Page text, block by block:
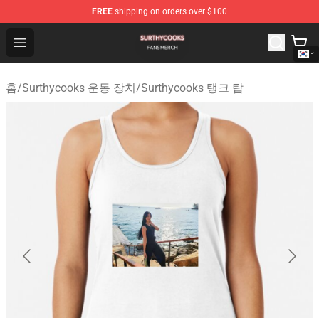
FREE shipping on orders over $100
Open menu
Surthycooks Shop - Official Surthycooks Merchandise
홈/Surthycooks 운동 장치/Surthycooks 탱크 탑